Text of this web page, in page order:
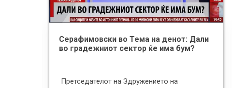
Серафимовски во Тема на денот: Дали
во градежниот сектор ќе има бум?
Претседателот на Здружението на